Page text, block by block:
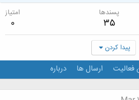
پسندها
35
امتیاز
0
پیدا کردن
فعالیت ارسال ها درباره